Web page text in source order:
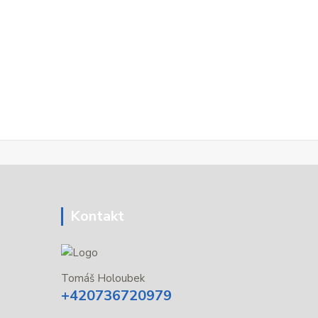
Kontakt
Tomáš Holoubek
+420736720979